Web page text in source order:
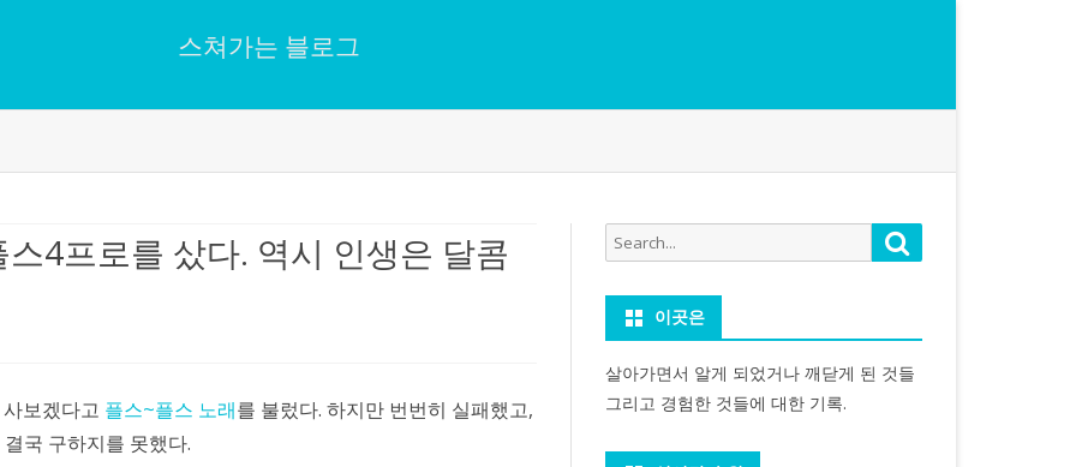
스쳐가는 블로그
4프로를 샀다. 역시 인생은 달콤
보겠다고 플스~플스 노래를 불렀다. 하지만 번번히 실패했고,
국 구하지를 못했다.
Search
for:
이곳은
살아가면서 알게 되었거나 깨닫게 된 것들
그리고 경험한 것들에 대한 기록.